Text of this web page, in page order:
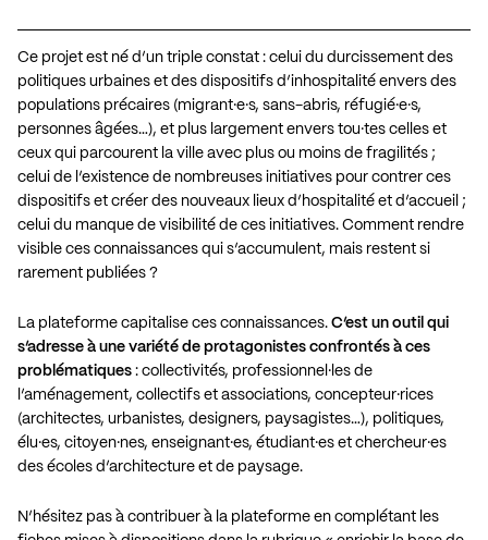
Ce projet est né d’un triple constat : celui du durcissement des
politiques urbaines et des dispositifs d’inhospitalité envers des
populations précaires (migrant·e·s, sans-abris, réfugié·e·s,
personnes âgées…), et plus largement envers tou·tes celles et
ceux qui parcourent la ville avec plus ou moins de fragilités ;
celui de l’existence de nombreuses initiatives pour contrer ces
dispositifs et créer des nouveaux lieux d’hospitalité et d’accueil ;
celui du manque de visibilité de ces initiatives. Comment rendre
visible ces connaissances qui s’accumulent, mais restent si
rarement publiées ?
La plateforme capitalise ces connaissances. C’est un outil qui
s’adresse à une variété de protagonistes confrontés à ces
problématiques : collectivités, professionnel·les de
l’aménagement, collectifs et associations, concepteur·rices
(architectes, urbanistes, designers, paysagistes…), politiques,
élu·es, citoyen·nes, enseignant·es, étudiant·es et chercheur·es
des écoles d’architecture et de paysage.
N’hésitez pas à contribuer à la plateforme en complétant les